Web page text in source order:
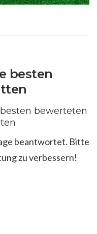
besten
bewerteten
beantwortet. Bitte
zu verbessern!